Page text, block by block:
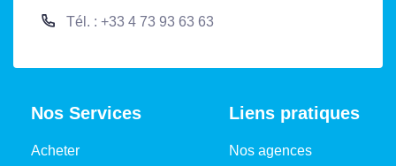
Tél. : +33 4 73 93 63 63
Nos Services
Acheter
Liens pratiques
Nos agences